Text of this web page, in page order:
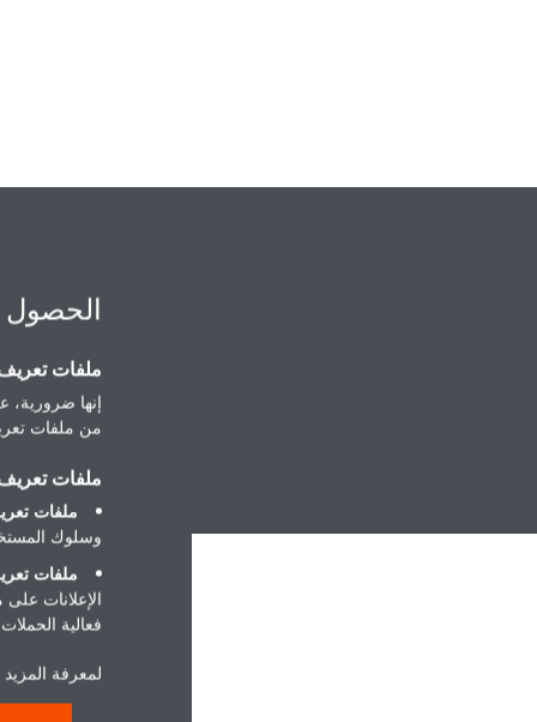
ملفات تعريف
إنها ضرورية،
من ملفات
ملفات تعريف
ملفات
وسلوك
ملفات
الإعلانات
فعالية الحملات
لمعرفة